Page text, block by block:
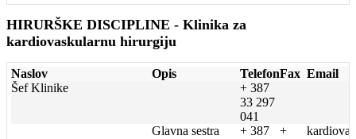
HIRURŠKE DISCIPLINE - Klinika za
kardiovaskularnu hirurgiju
Naslov Opis TelefonFax Email
Šef Klinike
+ 387
33 297
041
Glavna sestra
+ 387
+